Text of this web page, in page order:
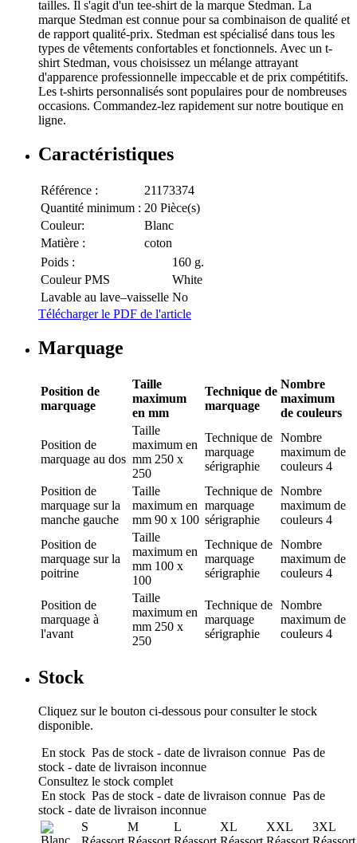
tailles. Il s'agit d'un tee-shirt de la marque Stedman. La
marque Stedman est connue pour sa combinaison de qualité et
de rapport qualité-prix. Stedman est spécialisé dans tous les
types de vêtements confortables et fonctionnels. Avec un t-
shirt Stedman, vous choisissez un mélange attrayant
d'apparence professionnelle impeccable et de prix compétitifs.
Les t-shirts personnalisés sont populaires pour de nombreuses
occasions. Commandez-lez rapidement sur notre boutique en
ligne.
Caractéristiques
Référence :
21173374
Quantité minimum : 20 Pièce(s)
Couleur:
Blanc
Matière :
coton
Poids :
160 g.
Couleur PMS
White
Lavable au lave–vaisselle No
Télécharger le PDF de l'article
Marquage
Position de
marquage
Taille
maximum
en mm
Technique de
marquage
Nombre
maximum
de couleurs
Position de
marquage au dos
Taille
maximum en
mm 250 x
250
Technique de
marquage
sérigraphie
Nombre
maximum de
couleurs 4
Position de
marquage sur la
manche gauche
Taille
maximum en
mm 90 x 100
Technique de
marquage
sérigraphie
Nombre
maximum de
couleurs 4
Position de
marquage sur la
poitrine
Taille
maximum en
mm 100 x
100
Technique de
marquage
sérigraphie
Nombre
maximum de
couleurs 4
Position de
marquage à
l'avant
Taille
maximum en
mm 250 x
250
Technique de
marquage
sérigraphie
Nombre
maximum de
couleurs 4
Stock
Cliquez sur le bouton ci-dessous pour consulter le stock
disponible.
En stock Pas de stock - date de livraison connue Pas de
stock - date de livraison inconnue
Consultez le stock complet
En stock Pas de stock - date de livraison connue Pas de
stock - date de livraison inconnue
S
M
L
XL
XXL
3XL